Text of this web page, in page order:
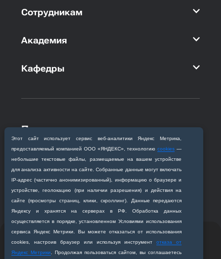
Этот сайт использует сервис веб‑аналитики Яндекс Метрика,
предоставляемый компанией ООО «ЯНДЕКС», технологиюcookies —
небольшие текстовые файлы, размещаемые на вашем устройстве
для анализа активности на сайте. Собранные данные могут включать
IP‑адрес (частично анонимизированный), информацию о браузере и
устройстве, геолокацию (при наличии разрешения) и действия на
сайте (просмотры страниц, клики, скроллинг). Данные передаются
Яндексу и хранятся на серверах в РФ. Обработка данных
осуществляется в порядке, установленном Условиями использования
сервиса Яндекс Метрики. Вы можете отказаться от использования
cookies, настроив браузер или используя инструментотказа от
Яндекс Метрики . Продолжая пользоваться сайтом, вы соглашаетесь
Сотрудникам
Академия
Кафедры
Приемная комиссия
Благовещенск, ул. Горького, 95
+7 (4162) 319‒016
abitur@amursma.su
Сведения об образовательной
организации
медицинская академия